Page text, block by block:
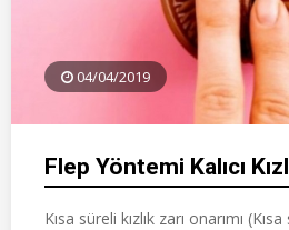
04/04/2019
Flep Yöntemi Kalıcı
Kısa süreli kızlık zarı onarımı